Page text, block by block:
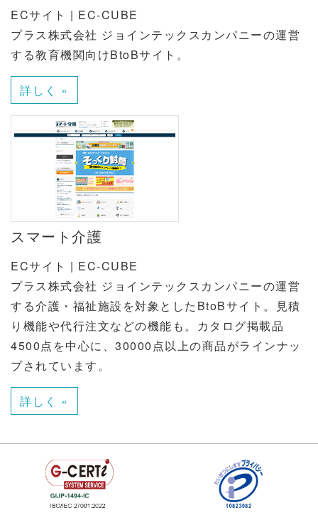
ECサイト | EC-CUBE
プラス株式会社 ジョインテックスカンパニーの運営
する教育機関向けBtoBサイト。
詳しく »
スマート介護
ECサイト | EC-CUBE
プラス株式会社 ジョインテックスカンパニーの運営
する介護・福祉施設を対象としたBtoBサイト。見積
り機能や代行注文などの機能も。カタログ掲載品
4500点を中心に、30000点以上の商品がラインナッ
プされています。
詳しく »